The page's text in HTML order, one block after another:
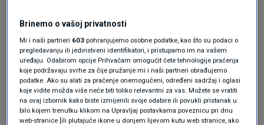
"Protiv sam tog miksanja. Ljudi koji su se borili
protiv ustaša i nacista, sigurno ne bi htjeli
ležati u zajedničkoj grobnici i imati zajednički
spomenik s tim ljudima", smatra Klasić.
Brinemo o vašoj privatnosti
Mi i naši partneri 603 pohranjujemo osobne podatke, kao što su podaci o
pregledavanju ili jedinstveni identifikatori, i pristupamo im na vašem
uređaju. Odabirom opcije Prihvaćam omogućit ćete tehnologije praćenja
koje podržavaju svrhe za čije pružanje mi i naši partneri obrađujemo
podatke. Ako su alati za praćenje onemogućeni, određeni sadržaj i oglasi
koje vidite možda više neće biti toliko relevantni za vas. Možete se vratiti
na ovaj izbornik kako biste izmijenili svoje odabire ili povukli pristanak u
bilo kojem trenutku klikom na Upravljaj postavkama poveznicu pri dnu
web-stranice [ili plutajuće ikone u donjem lijevom kutu web stranice, ako